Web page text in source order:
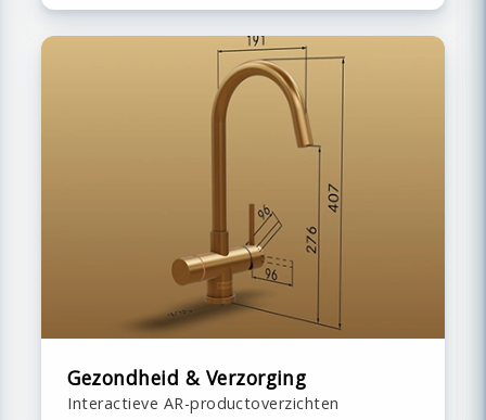
Gezondheid & Verzorging
Interactieve AR-productoverzichten